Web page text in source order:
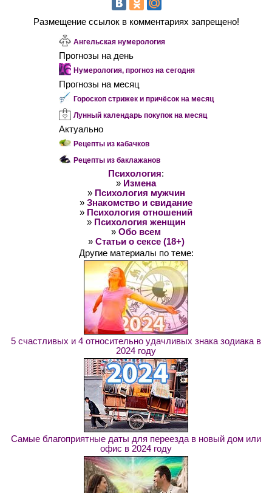
Размещение ссылок в комментариях запрещено!
Ангельская нумерология
Прогнозы на день
Нумерология, прогноз на сегодня
Прогнозы на месяц
Гороскоп стрижек и причёсок на месяц
Лунный календарь покупок на месяц
Актуально
Рецепты из кабачков
Рецепты из баклажанов
Психология:
» Измена
» Психология мужчин
» Знакомство и свидание
» Психология отношений
» Психология женщин
» Обо всем
» Статьи о сексе (18+)
Другие материалы по теме:
5 счастливых и 4 относительно удачливых знака зодиака в
2024 году
Самые благоприятные даты для переезда в новый дом или
офис в 2024 году